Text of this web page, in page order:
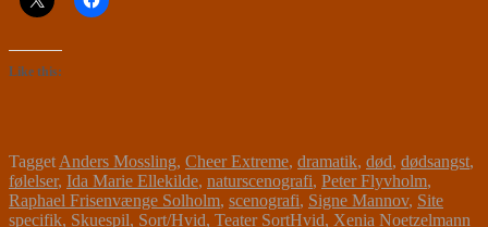
Like this:
TaggetAnders Mossling, Cheer Extreme, dramatik, død, dødsangst,
følelser, Ida Marie Ellekilde, naturscenografi, Peter Flyvholm,
Raphael Frisenvænge Solholm, scenografi, Signe Mannov, Site
specifik, Skuespil, Sort/Hvid, Teater SortHvid, Xenia Noetzelmann